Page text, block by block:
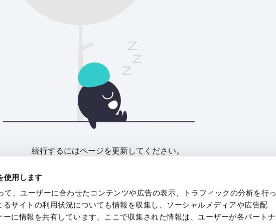
使用します
て、ユーザーに合わせたコンテンツや広告の表示、トラフィックの分析を行っ
サイトの利用状況についても情報を収集し、ソーシャルメディアや広告配
に情報を共有しています。ここで収集された情報は、ユーザーが各パートナ
続行するにはページを更新してください。